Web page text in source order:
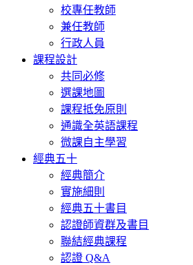
校專任教師
兼任教師
行政人員
課程設計
共同必修
選課地圖
課程抵免原則
通識全英語課程
微課自主學習
經典五十
經典簡介
實施細則
經典五十書目
認證師資群及書目
聯結經典課程
認證 Q&A